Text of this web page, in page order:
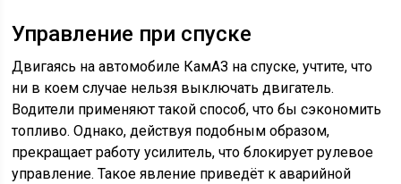
Управление при спуске
Двигаясь на автомобиле КамАЗ на спуске, учтите, что
ни в коем случае нельзя выключать двигатель.
Водители применяют такой способ, что бы сэкономить
топливо. Однако, действуя подобным образом,
прекращает работу усилитель, что блокирует рулевое
управление. Такое явление приведёт к аварийной